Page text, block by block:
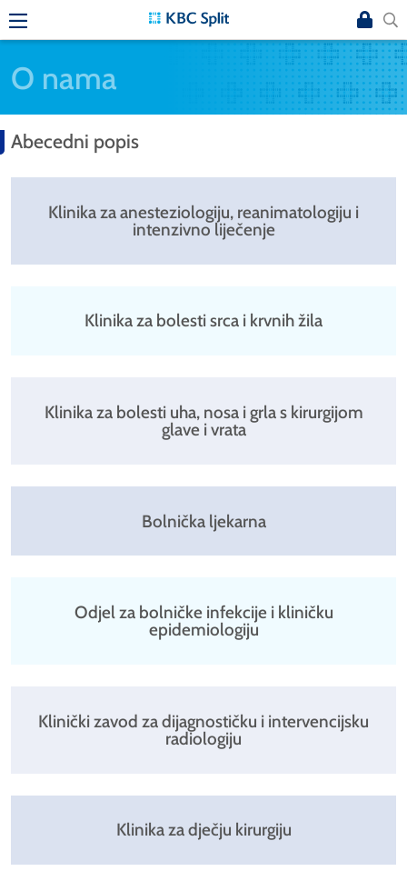
O nama
Abecedni popis
Klinika za anesteziologiju, reanimatologiju i
intenzivno liječenje
Klinika za bolesti srca i krvnih žila
Klinika za bolesti uha, nosa i grla s kirurgijom
glave i vrata
Bolnička ljekarna
Odjel za bolničke infekcije i kliničku
epidemiologiju
Klinički zavod za dijagnostičku i intervencijsku
radiologiju
Klinika za dječju kirurgiju